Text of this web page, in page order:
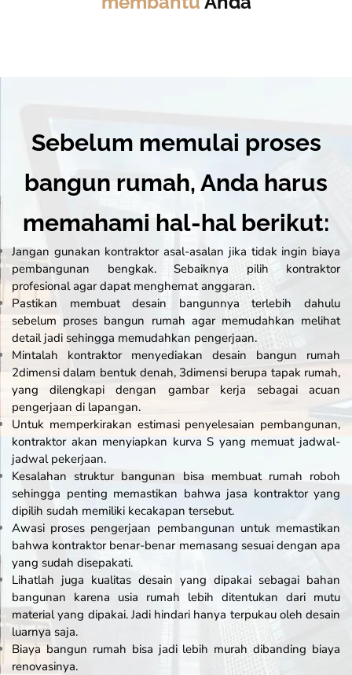
Sebelum memulai proses
bangun rumah, Anda harus
memahami hal-hal berikut:
Jangan gunakan kontraktor asal-asalan jika tidak ingin biaya
pembangunan bengkak. Sebaiknya pilih kontraktor
profesional agar dapat menghemat anggaran.
Pastikan membuat desain bangunnya terlebih dahulu
sebelum proses bangun rumah agar memudahkan melihat
detail jadi sehingga memudahkan pengerjaan.
Mintalah kontraktor menyediakan desain bangun rumah
2dimensi dalam bentuk denah, 3dimensi berupa tapak rumah,
yang dilengkapi dengan gambar kerja sebagai acuan
pengerjaan di lapangan.
Untuk memperkirakan estimasi penyelesaian pembangunan,
kontraktor akan menyiapkan kurva S yang memuat jadwal-
jadwal pekerjaan.
Kesalahan struktur bangunan bisa membuat rumah roboh
sehingga penting memastikan bahwa jasa kontraktor yang
dipilih sudah memiliki kecakapan tersebut.
Awasi proses pengerjaan pembangunan untuk memastikan
bahwa kontraktor benar-benar memasang sesuai dengan apa
yang sudah disepakati.
Lihatlah juga kualitas desain yang dipakai sebagai bahan
bangunan karena usia rumah lebih ditentukan dari mutu
material yang dipakai. Jadi hindari hanya terpukau oleh desain
luarnya saja.
Biaya bangun rumah bisa jadi lebih murah dibanding biaya
renovasinya.